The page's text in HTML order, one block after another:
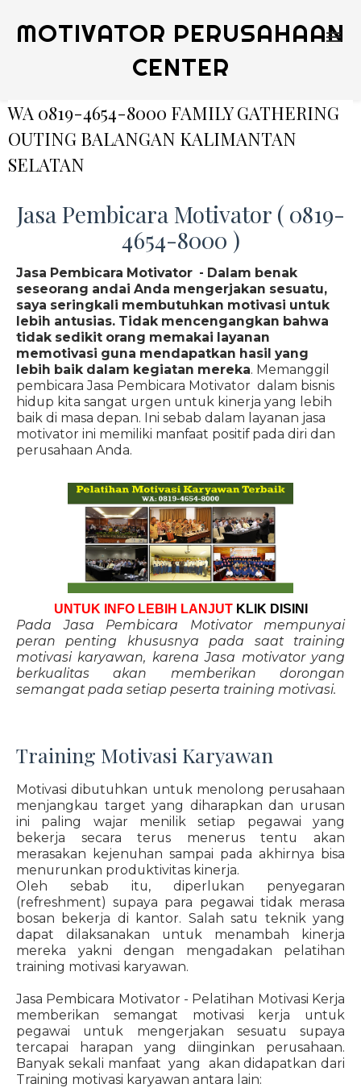
MOTIVATOR PERUSAHAAN
CENTER
WA 0819-4654-8000 FAMILY GATHERING
OUTING BALANGAN KALIMANTAN
SELATAN
Jasa Pembicara Motivator ( 0819-
4654-8000 )
Jasa Pembicara Motivator - Dalam benak
seseorang andai Anda mengerjakan sesuatu,
saya seringkali membutuhkan motivasi untuk
lebih antusias. Tidak mencengangkan bahwa
tidak sedikit orang memakai layanan
memotivasi guna mendapatkan hasil yang
lebih baik dalam kegiatan mereka. Memanggil
pembicara Jasa Pembicara Motivator dalam bisnis
hidup kita sangat urgen untuk kinerja yang lebih
baik di masa depan. Ini sebab dalam layanan jasa
motivator ini memiliki manfaat positif pada diri dan
perusahaan Anda.
UNTUK INFO LEBIH LANJUT KLIK DISINI
Pada Jasa Pembicara Motivator mempunyai
peran penting khususnya pada saat training
motivasi karyawan, karena Jasa motivator yang
berkualitas akan memberikan dorongan
semangat pada setiap peserta training motivasi.
Training Motivasi Karyawan
Motivasi dibutuhkan untuk menolong perusahaan
menjangkau target yang diharapkan dan urusan
ini paling wajar menilik setiap pegawai yang
bekerja secara terus menerus tentu akan
merasakan kejenuhan sampai pada akhirnya bisa
menurunkan produktivitas kinerja.
Oleh sebab itu, diperlukan penyegaran
(refreshment) supaya para pegawai tidak merasa
bosan bekerja di kantor. Salah satu teknik yang
dapat dilaksanakan untuk menambah kinerja
mereka yakni dengan mengadakan pelatihan
training motivasi karyawan.
Jasa Pembicara Motivator - Pelatihan Motivasi Kerja
memberikan semangat motivasi kerja untuk
pegawai untuk mengerjakan sesuatu supaya
tercapai harapan yang diinginkan perusahaan.
Banyak sekali manfaat yang akan didapatkan dari
Training motivasi karyawan antara lain: